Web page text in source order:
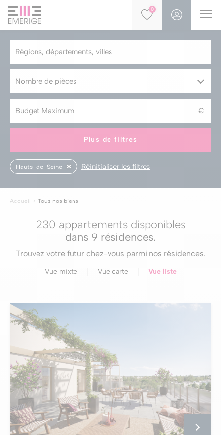
0
Accueil Tous nos biens
230 appartements disponibles
dans 9 résidences.
Trouvez votre futur chez-vous parmi nos résidences.
Vue mixte Vue carte Vue liste
Nombre de pièces
Plus de filtres
Hauts-de-Seine Réinitialiser les filtres